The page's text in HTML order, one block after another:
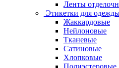
Ленты
Этикетки для
Жаккардовые
Нейлоновые
Тканевые
Сатиновые
Хлопковые
Полиэстеровые